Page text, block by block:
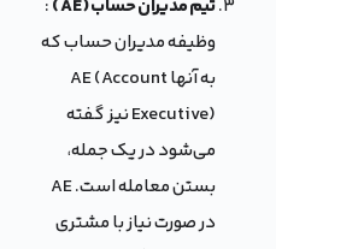
تیم مدیران حساب ( AE )
:
وظیفه مدیران حساب که
به آنها AE (Account
Executive) نیز گفته
می‌شود در یک جمله،
بستن معامله است. AE
در صورت نیاز با مشتری